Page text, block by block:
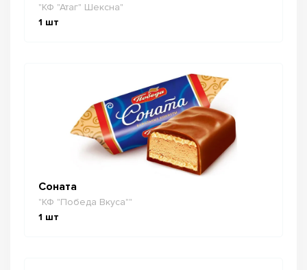
"КФ "Атаг" Шексна"
1 шт
Соната
"КФ "Победа Вкуса""
1 шт